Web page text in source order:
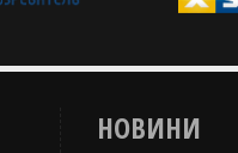
НОВИНИ